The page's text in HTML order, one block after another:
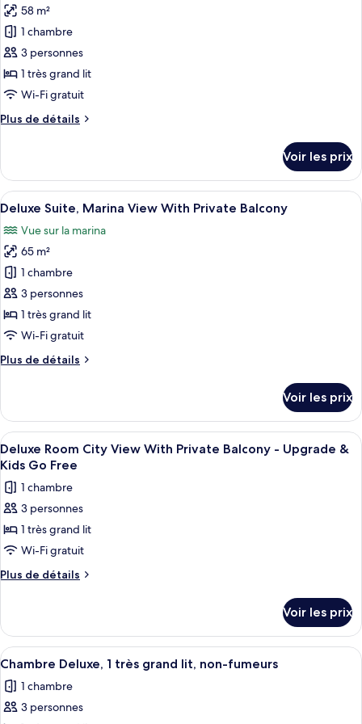
Private
Balcony
Room,
Twin
Beds,
Marina
View
With
Balcony
photos
pour
ce
type
de
chambre :
Deluxe
View
With
Private
Balcony
58 m²
1 chambre
3 personnes
1 très grand lit
Wi-Fi gratuit
Plus de détails
Plus
le
type
de
Deluxe
Suite,
City
View
With
Private
Balcony
Voir les prix
Afficher
toutes
les
photos
pour
ce
type
de
chambre :
Deluxe
View
With
Private
Balcony
Une chambre d’hôtel moderne
5
Deluxe Suite, Marina View With Private Balcony
Vue sur la marina
65 m²
1 chambre
3 personnes
1 très grand lit
Wi-Fi gratuit
Plus de détails
Plus
le
type
de
chambre
Suite,
Marina
With
Private
Voir les prix
Afficher
toutes
les
photos
pour
ce
type
de
Room
City
View
With
Private
Balcony
Une chambre d’hôtel moderne
5
Deluxe Room City View With Private Balcony - Upgrade &
Kids Go Free
1 chambre
3 personnes
1 très grand lit
Wi-Fi gratuit
Plus de détails
Plus
le
type
de
Deluxe
Room
Voir les prix
Afficher
toutes
les
photos
Une chambre d’hôtel moderne
6
Chambre Deluxe, 1 très grand lit, non-fumeurs
1 chambre
3 personnes